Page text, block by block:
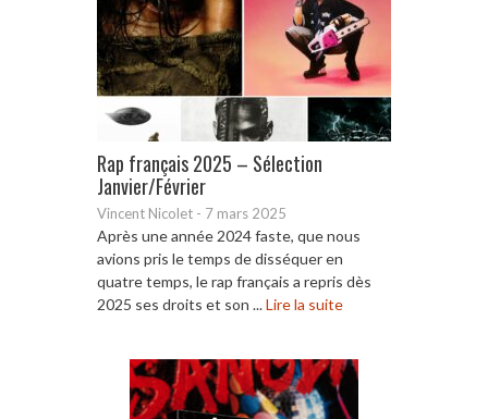
Rap français 2025 – Sélection
Janvier/Février
Vincent Nicolet - 7 mars 2025
Après une année 2024 faste, que nous
avions pris le temps de disséquer en
quatre temps, le rap français a repris dès
2025 ses droits et son ...Lire la suite